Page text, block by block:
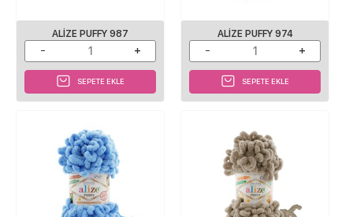
ALIZE PUFFY 987
SEPETE EKLE
ALIZE PUFFY 974
SEPETE EKLE